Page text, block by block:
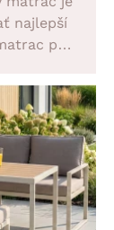
najlepší
pre